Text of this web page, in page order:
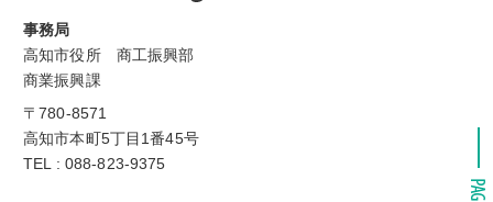
事務局
高知市役所 商工振興部
商業振興課
〒780-8571
高知市本町5丁目1番45号
TEL : 088-823-9375